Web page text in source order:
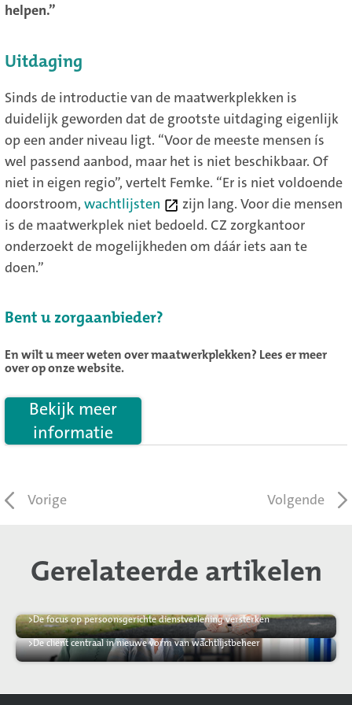
helpen.”
Uitdaging
Sinds de introductie van de maatwerkplekken is
duidelijk geworden dat de grootste uitdaging eigenlijk
op een ander niveau ligt. “Voor de meeste mensen ís
wel passend aanbod, maar het is niet beschikbaar. Of
niet in eigen regio”, vertelt Femke. “Er is niet voldoende
doorstroom, wachtlijsten (new window)
zijn lang. Voor die mensen
is de maatwerkplek niet bedoeld. CZ zorgkantoor
onderzoekt de mogelijkheden om dáár iets aan te
doen.”
Bent u zorgaanbieder?
En wilt u meer weten over maatwerkplekken? Lees er meer
over op onze website.
Bekijk meer
informatie
Gerelateerde artikelen
>De focus op persoonsgerichte dienstverlening versterken
>De cliënt centraal in nieuwe vorm van wachtlijstbeheer
Vorige Volgende